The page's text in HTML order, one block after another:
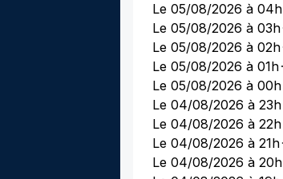
Le 05/08/2026 à 04h
Le 05/08/2026 à 03h
Le 05/08/2026 à 02h
Le 05/08/2026 à 01h
Le 05/08/2026 à 00h
Le 04/08/2026 à 23h
Le 04/08/2026 à 22h
Le 04/08/2026 à 21h
Le 04/08/2026 à 20h